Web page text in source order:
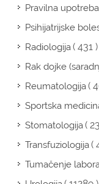
Pravilna
Psihijatrijske
Radiologija( 431 )
Rak dojke
Reumatologija(
Sportska
Stomatologija(
Transfuziologija(
Tumačenje